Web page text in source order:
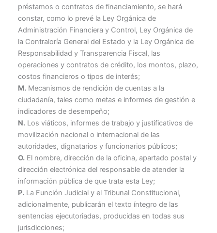
préstamos o contratos de financiamiento, se hará
constar, como lo prevé la Ley Orgánica de
Administración Financiera y Control, Ley Orgánica de
la Contraloría General del Estado y la Ley Orgánica de
Responsabilidad y Transparencia Fiscal, las
operaciones y contratos de crédito, los montos, plazo,
costos financieros o tipos de interés;
M. Mecanismos de rendición de cuentas a la
ciudadanía, tales como metas e informes de gestión e
indicadores de desempeño;
N. Los viáticos, informes de trabajo y justificativos de
movilización nacional o internacional de las
autoridades, dignatarios y funcionarios públicos;
O. El nombre, dirección de la oficina, apartado postal y
dirección electrónica del responsable de atender la
información pública de que trata esta Ley;
P. La Función Judicial y el Tribunal Constitucional,
adicionalmente, publicarán el texto íntegro de las
sentencias ejecutoriadas, producidas en todas sus
jurisdicciones;